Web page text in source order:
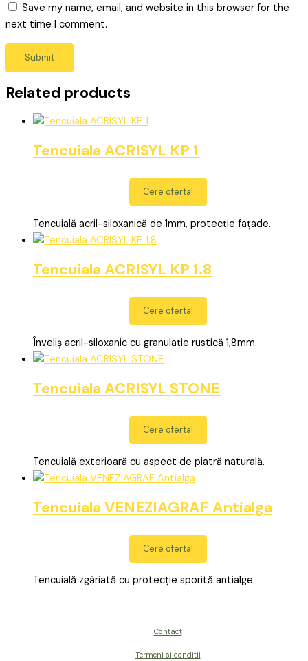
Save my name, email, and website in this browser for the
next time I comment.
Related products
Tencuiala ACRISYL KP 1
Cere oferta!
Tencuială acril-siloxanică de 1mm, protecție fațade.
Tencuiala ACRISYL KP 1.8
Cere oferta!
Înveliș acril-siloxanic cu granulație rustică 1,8mm.
Tencuiala ACRISYL STONE
Cere oferta!
Tencuială exterioară cu aspect de piatră naturală.
Tencuiala VENEZIAGRAF Antialga
Cere oferta!
Tencuială zgâriată cu protecție sporită antialge.
Contact
Termeni si conditii